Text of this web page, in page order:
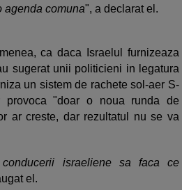
agenda comuna", a declarat el.
ca daca Israelul furnizeaza
sugerat unii politicieni in legatura
un sistem de rachete sol-aer S-
provoca "doar o noua runda de
ar creste, dar rezultatul nu se va
israeliene sa faca ce
el.